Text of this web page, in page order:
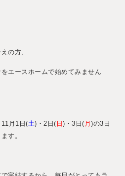
の方、
エースホームで始めてみません
月1日(土)・2日( 日)・3日( 月)の3日
す。